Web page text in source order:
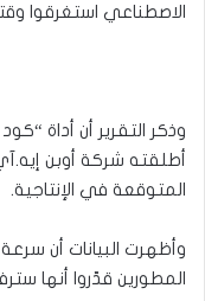
الاصطناعي استغرقوا وقتاً أطول
وذكر التقرير أن أداة
أطلقته شركة أوبن
المتوقعة في الإنتاجية.
وأظهرت البيانات أن
المطورين قدّروا أنها